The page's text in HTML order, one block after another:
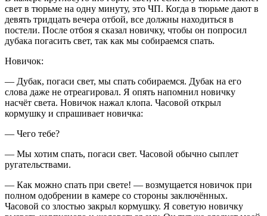
свет в тюрьме на одну минуту, это ЧП. Когда в тюрьме дают в
девять тридцать вечера отбой, все должны находиться в
постели. После отбоя я сказал новичку, чтобы он попросил
дубака погасить свет, так как мы собираемся спать.
Новичок:
— Дубак, погаси свет, мы спать собираемся. Дубак на его
слова даже не отреагировал. Я опять напомнил новичку
насчёт света. Новичок нажал клопа. Часовой открыл
кормушку и спрашивает новичка:
— Чего тебе?
— Мы хотим спать, погаси свет. Часовой обычно сыплет
ругательствами.
— Как можно спать при свете! — возмущается новичок при
полном одобрении в камере со стороны заключённых.
Часовой со злостью закрыл кормушку. Я советую новичку